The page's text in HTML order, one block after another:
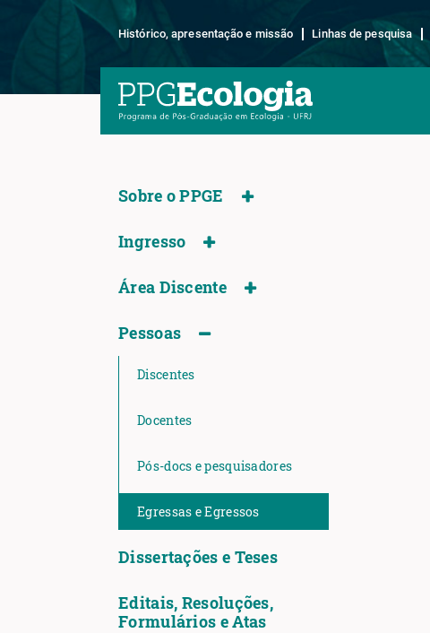
Histórico, apresentação e missão Linhas de pesquisa
Sobre o PPGE
Ingresso
Área Discente
Pessoas
Discentes
Docentes
Pós-docs e pesquisadores
Egressas e Egressos
Dissertações e Teses
Editais, Resoluções,
Formulários e Atas